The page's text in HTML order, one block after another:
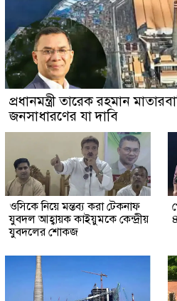
প্রধানমন্ত্রী তারেক রহমান
জনসাধারণের যা দাবি
ওসিকে নিয়ে মন্তব্য করা টেকনাফ
যুবদল আহ্বায়ক কাইয়ুমকে কেন্দ্রীয়
যুবদলের শোকজ